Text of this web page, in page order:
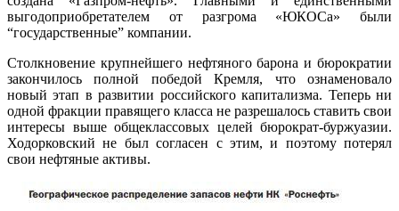
выгодоприобретателем от разгрома «ЮКОСа» были
“государственные” компании.
Столкновение крупнейшего нефтяного барона и бюрократии
закончилось полной победой Кремля, что ознаменовало
новый этап в развитии российского капитализма. Теперь ни
одной фракции правящего класса не разрешалось ставить свои
интересы выше общеклассовых целей бюрократ-буржуазии.
Ходорковский не был согласен с этим, и поэтому потерял
свои нефтяные активы.